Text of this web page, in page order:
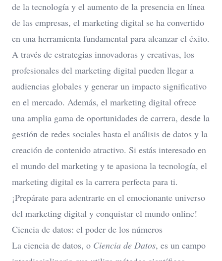
de la tecnología y el aumento de la presencia en línea
de las empresas, el marketing digital se ha convertido
en una herramienta fundamental para alcanzar el éxito.
A través de estrategias innovadoras y creativas, los
profesionales del marketing digital pueden llegar a
audiencias globales y generar un impacto significativo
en el mercado. Además, el marketing digital ofrece
una amplia gama de oportunidades de carrera, desde la
gestión de redes sociales hasta el análisis de datos y la
creación de contenido atractivo. Si estás interesado en
el mundo del marketing y te apasiona la tecnología, el
marketing digital es la carrera perfecta para ti.
¡Prepárate para adentrarte en el emocionante universo
del marketing digital y conquistar el mundo online!
Ciencia de datos: el poder de los números
La ciencia de datos, o Ciencia de Datos, es un campo